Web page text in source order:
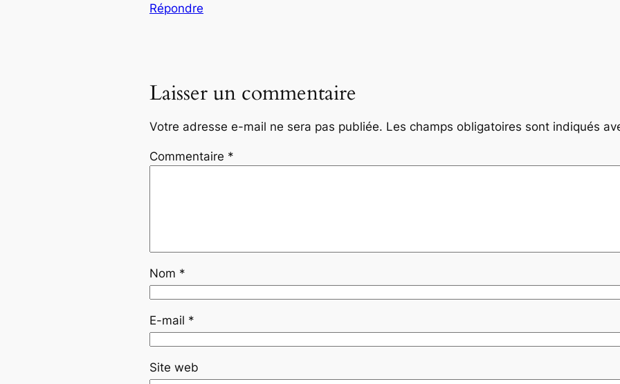
Répondre
Laisser un commentaire
Votre adresse e-mail ne sera pas publiée. Les champs obligatoires sont indiqués
Commentaire *
Nom *
E-mail *
Site web